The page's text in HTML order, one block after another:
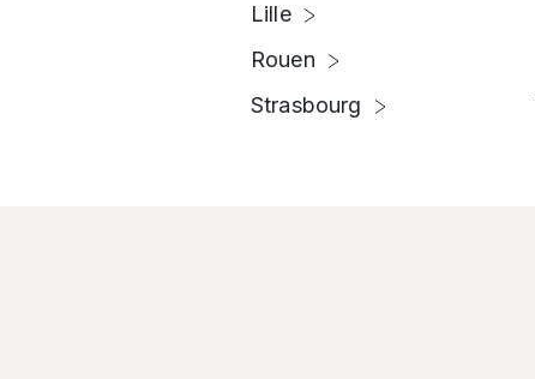
Lille
Rouen
Strasbourg